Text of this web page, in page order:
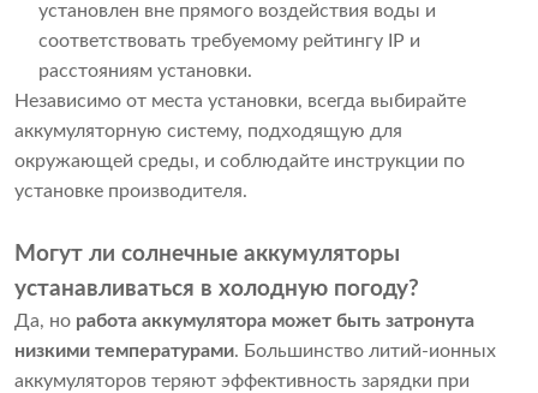
установлен вне прямого воздействия воды и
соответствовать требуемому рейтингу IP и
расстояниям установки.
Независимо от места установки, всегда выбирайте
аккумуляторную систему, подходящую для
окружающей среды, и соблюдайте инструкции по
установке производителя.
Могут ли солнечные аккумуляторы
устанавливаться в холодную погоду?
Да, но работа аккумулятора может быть затронута
низкими температурами. Большинство литий-ионных
аккумуляторов теряют эффективность зарядки при